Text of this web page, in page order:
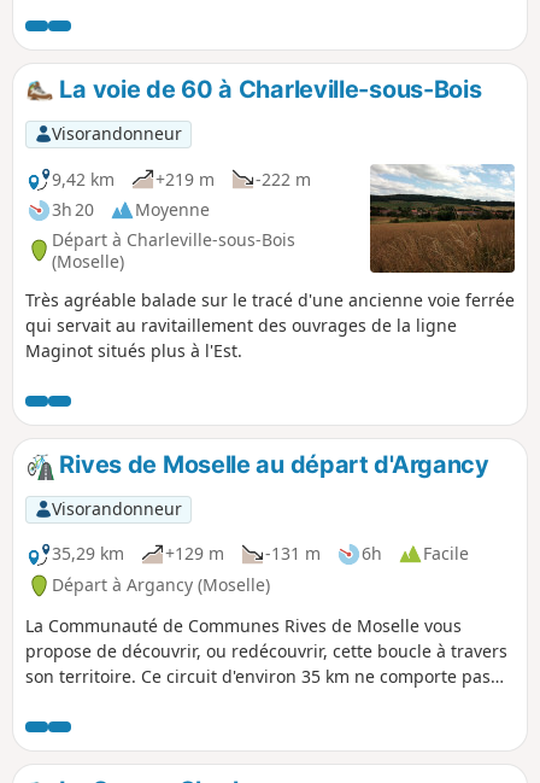
voir des oiseaux d'eau, tels que canards, hérons, foulques,
etc.
La voie de 60 à Charleville-sous-Bois
Visorandonneur
9,42 km
+219 m
-222 m
3h 20
Moyenne
Départ à Charleville-sous-Bois
(Moselle)
Très agréable balade sur le tracé d'une ancienne voie ferrée
qui servait au ravitaillement des ouvrages de la ligne
Maginot situés plus à l'Est.
Rives de Moselle au départ d'Argancy
Visorandonneur
35,29 km
+129 m -131 m 6h
Facile
Départ à Argancy (Moselle)
La Communauté de Communes Rives de Moselle vous
propose de découvrir, ou redécouvrir, cette boucle à travers
son territoire. Ce circuit d'environ 35 km ne comporte pas
voies douces de la Communauté de Communes Rives de
Moselle.